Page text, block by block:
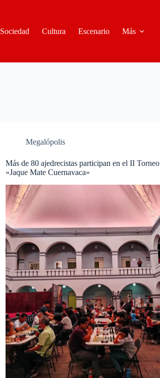
Sociedad Cultura Escenario Más
Megalópolis
Más de 80 ajedrecistas participan en el II Torneo
«Jaque Mate Cuernavaca»